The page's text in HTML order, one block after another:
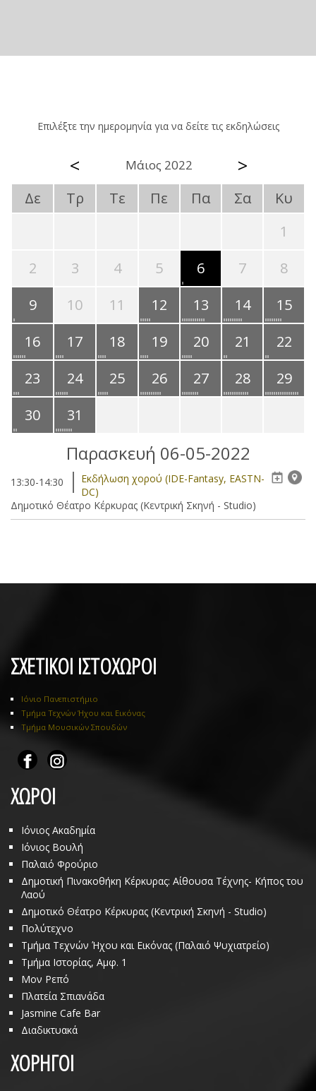
Επιλέξτε την ημερομηνία για να δείτε τις εκδηλώσεις
< Μάιος 2022 >
Δε Τρ Τε Πε Πα Σα
Κυ
1
2
3 4 5 6 7
8
9
10 11 12 13 14
15
16
17 18 19 20 21
22
23
24 25 26 27 28
29
30
31
Παρασκευή 06-05-2022
13:30-14:30
Eκδήλωση χορού (IDE-Fantasy, EASTN-
DC)
Δημοτικό Θέατρο Κέρκυρας (Κεντρική Σκηνή - Studio)
ΣΧΕΤΙΚΟΙ ΙΣΤΟΧΩΡΟΙ
Ιόνιο Πανεπιστήμιο
Τμήμα Τεχνών Ήχου και Εικόνας
Τμήμα Μουσικών Σπουδών
ΧΩΡΟΙ
Ιόνιος Ακαδημία
Ιόνιος Βουλή
Παλαιό Φρούριο
Δημοτική Πινακοθήκη Κέρκυρας: Αίθουσα Τέχνης- Κήπος του
Λαού
Δημοτικό Θέατρο Κέρκυρας (Κεντρική Σκηνή - Studio)
Πολύτεχνο
Τμήμα Τεχνών Ήχου και Εικόνας (Παλαιό Ψυχιατρείο)
Τμήμα Ιστορίας, Αμφ. 1
Μον Ρεπό
Πλατεία Σπιανάδα
Jasmine Cafe Bar
Διαδικτυακά
ΧΟΡΗΓΟΙ